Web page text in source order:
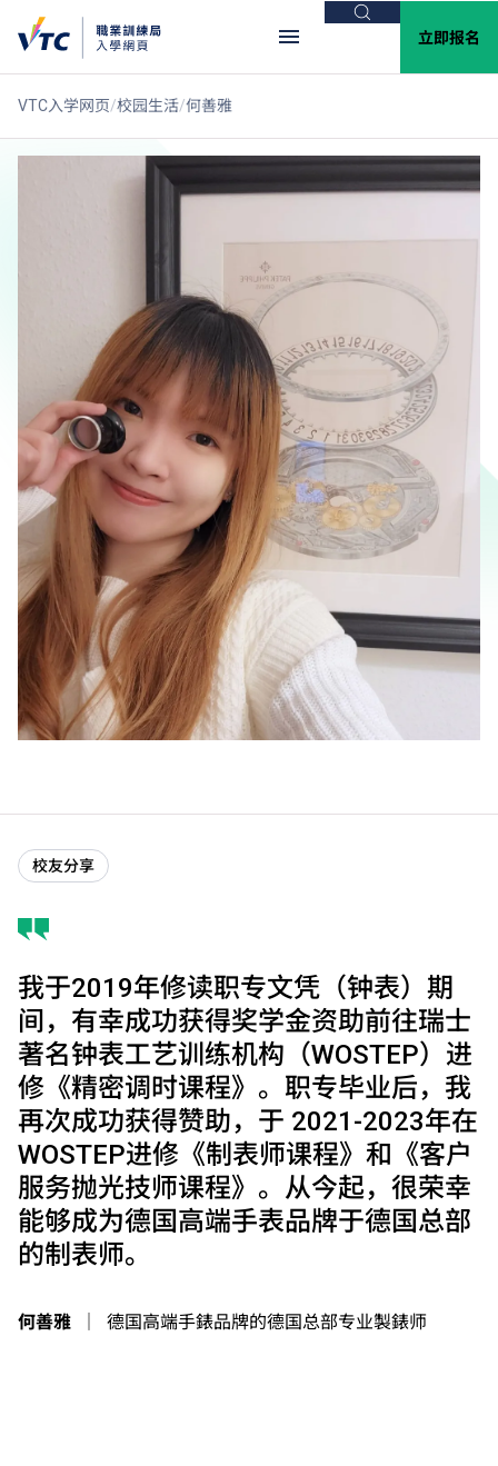
搜索
立即报名
VTC入学网页 校园生活 何善雅
校友分享
我于2019年修读职专文凭（钟表）期
间，有幸成功获得奖学金资助前往瑞士
著名钟表工艺训练机构（WOSTEP）进
修《精密调时课程》。职专毕业后，我
再次成功获得赞助，于 2021-2023年在
WOSTEP进修《制表师课程》和《客户
服务抛光技师课程》。从今起，很荣幸
能够成为德国高端手表品牌于德国总部
的制表师。
何善雅 德国高端手錶品牌的德国总部专业製錶师